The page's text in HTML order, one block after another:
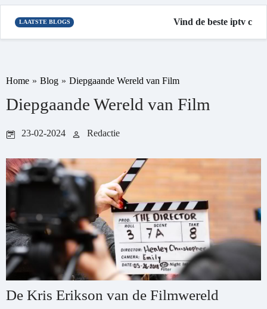
LAATSTE BLOGS Vind de beste iptv
Home » Blog » Diepgaande Wereld van Film
Diepgaande Wereld van Film
23-02-2024 Redactie
De Kris Erikson van de Filmwereld